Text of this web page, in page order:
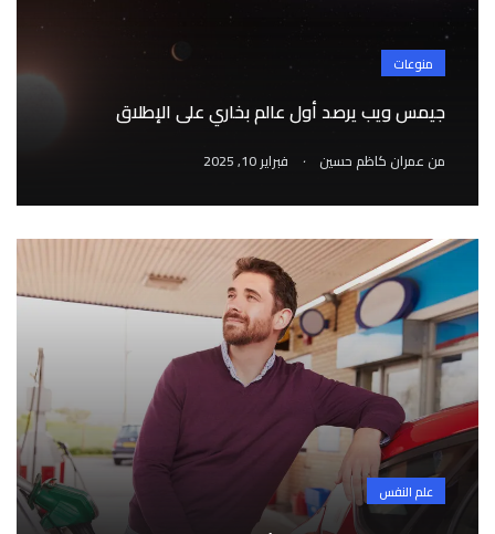
منوعات
جيمس ويب يرصد أول عالم بخاري على الإطلاق
من عمران كاظم حسين . فبراير 10, 2025
علم النفس